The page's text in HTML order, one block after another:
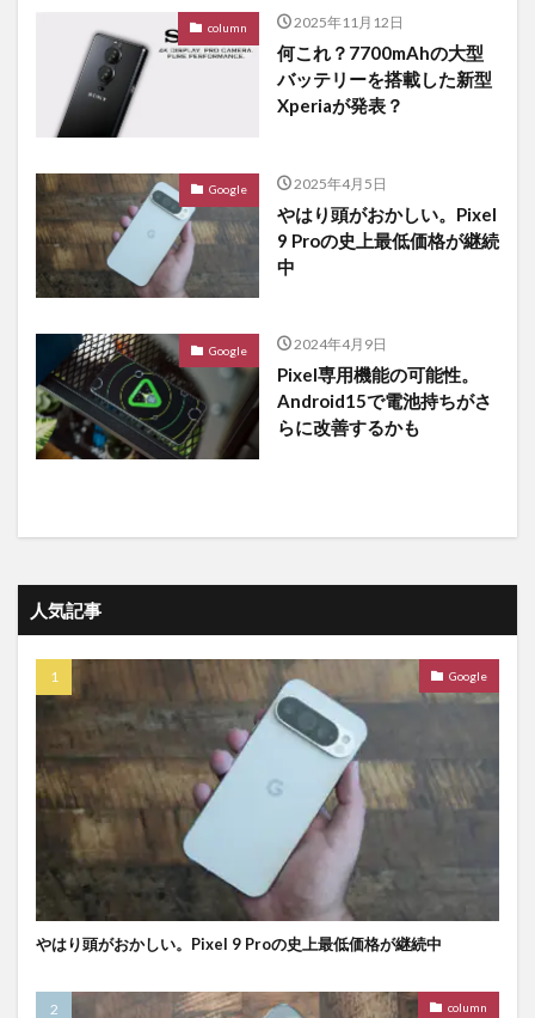
column 2025年11月12日
何これ？7700mAhの大型
バッテリーを搭載した新型
Xperiaが発表？
Google 2025年4月5日
やはり頭がおかしい。Pixel
9 Proの史上最低価格が継続
中
Google 2024年4月9日
Pixel専用機能の可能性。
Android15で電池持ちがさ
らに改善するかも
人気記事
Google
やはり頭がおかしい。Pixel 9 Proの史上最低価格が継続中
column